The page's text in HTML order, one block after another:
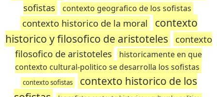
sofistas
contexto geografico de los sofistas
contexto historico de la moral
contexto
historico y filosofico de aristoteles
contexto
filosofico de aristoteles
historicamente en que
contexto cultural-politico se desarrolla los sofistas
contexto sofistas
contexto historico de los